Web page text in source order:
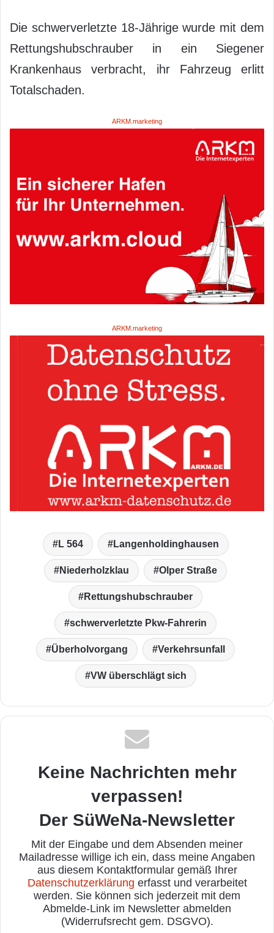
Die schwerverletzte 18-Jährige wurde mit dem
Rettungshubschrauber in ein Siegener
Krankenhaus verbracht, ihr Fahrzeug erlitt
Totalschaden.
ARKM.marketing
ARKM.marketing
L 564 Langenholdinghausen
Niederholzklau Olper Straße
Rettungshubschrauber
schwerverletzte Pkw-Fahrerin
Überholvorgang Verkehrsunfall
VW überschlägt sich
Keine Nachrichten mehr
verpassen!
Der SüWeNa-Newsletter
Mit der Eingabe und dem Absenden meiner
Mailadresse willige ich ein, dass meine Angaben
aus diesem Kontaktformular gemäß Ihrer
Datenschutzerklärung erfasst und verarbeitet
werden. Sie können sich jederzeit mit dem
Abmelde-Link im Newsletter abmelden
(Widerrufsrecht gem. DSGVO).